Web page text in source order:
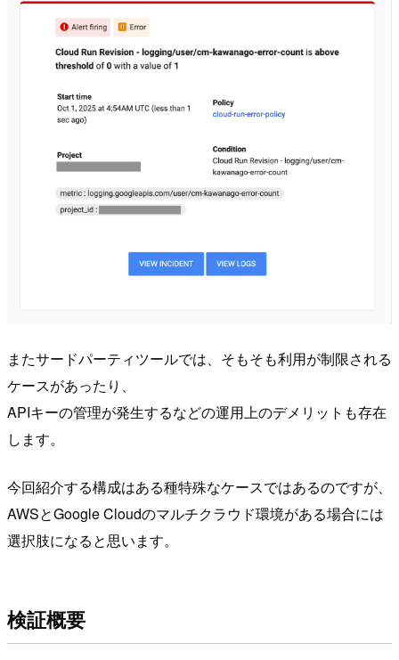
またサードパーティツールでは、そもそも利用が制限される
ケースがあったり、
APIキーの管理が発生するなどの運用上のデメリットも存在
します。
今回紹介する構成はある種特殊なケースではあるのですが、
AWSとGoogle Cloudのマルチクラウド環境がある場合には
選択肢になると思います。
検証概要